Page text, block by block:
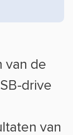
van de
drive
van